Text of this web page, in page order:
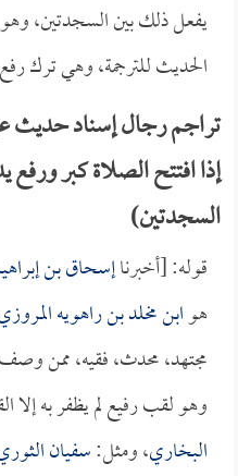
يفعل ذلك بين السجدتين،
الحديث للترجمة، وهي ترك
تراجم رجال إسناد حديث
إذا افتتح الصلاة كبر ورفع
السجدتين)
قوله: [أخبرناإسحاق بن
هوابن مخلد بن راهويه
مجتهد، محدث، فقيه، ممن وصف
وهو لقب رفيع لم يظفر به إلا
البخاري، ومثل:سفيان